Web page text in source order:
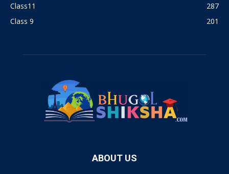
Class11
287
Class 9
201
ABOUT US